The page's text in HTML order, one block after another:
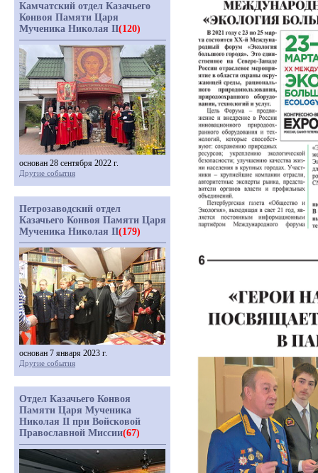
Камчатский отдел Казачьего
Конвоя Памяти Царя
Мученика Николая II(120)
основан 28 сентября 2022 г.
Другие события
Петрозаводский отдел
Казачьего Конвоя Памяти Царя
Мученика Николая II(179)
основан 7 января 2023 г.
Другие события
Отдел Казачьего Конвоя
Памяти Царя Мученика
Николая II при Войсковой
Православной Миссии(67)